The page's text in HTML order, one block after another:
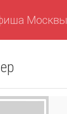
Москвы